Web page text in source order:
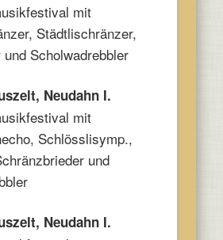
mit
Städtlischränzer,
Scholwadrebbler
Neudahn I.
mit
Schlösslisymp.,
und
Neudahn I.